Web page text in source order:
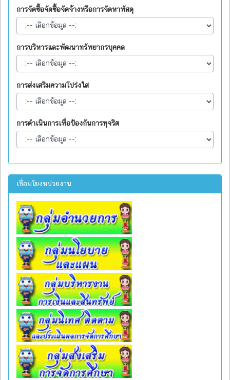
การจัดซื้อจัดซื้อจัดจ้างหรือการจัดหาพัสดุ
การบริหารและพัฒนาทรัพยากรบุคคล
การส่งเสริมความโปร่งใส
การดำเนินการเพื่อป้องกันการทุจริต
เชื่อมโยงหน่วยงาน